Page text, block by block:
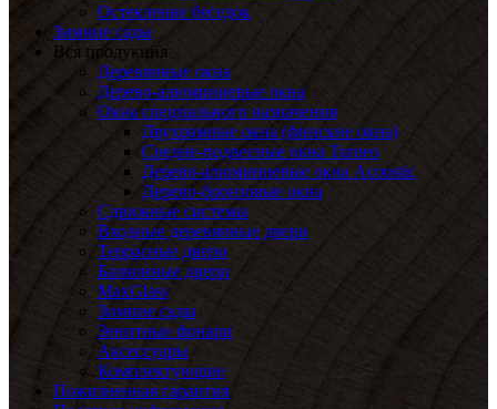
Остекление беседок
Зимние сады
Вся продукция
Деревянные окна
Дерево-алюминиевые окна
Окна специального назначения
Двухрамные окна (финские окна)
Средне-подвесные окна Turneo
Дерево-алюминиевые окна Acoustic
Дерево-бронзовые окна
Сдвижные системы
Входные деревянные двери
Террасные двери
Балконные двери
MaxGlass
Зимние сады
Зенитные фонари
Аксессуары
Комплектующие
Пожизненная гарантия